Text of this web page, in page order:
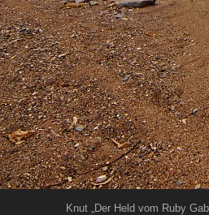
Knut „Der Held vom Ruby